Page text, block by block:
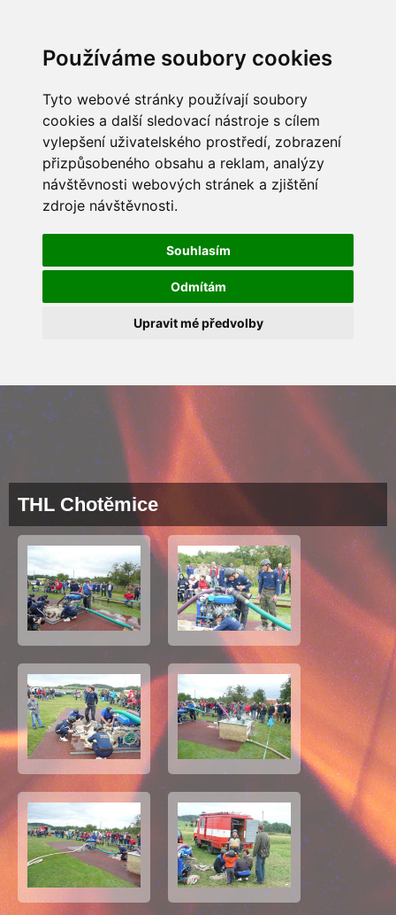
Používáme soubory cookies
Tyto webové stránky používají soubory
cookies a další sledovací nástroje s cílem
vylepšení uživatelského prostředí, zobrazení
přizpůsobeného obsahu a reklam, analýzy
návštěvnosti webových stránek a zjištění
zdroje návštěvnosti.
Souhlasím
Odmítám
Upravit mé předvolby
THL Chotěmice